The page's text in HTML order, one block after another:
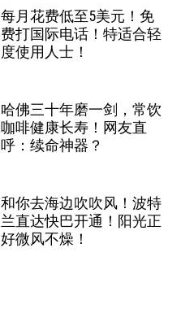
每月花费低至5美元！免
费打国际电话！特适合轻
度使用人士！
哈佛三十年磨一剑，常饮
咖啡健康长寿！网友直
呼：续命神器？
和你去海边吹吹风！波特
兰直达快巴开通！阳光正
好微风不燥！